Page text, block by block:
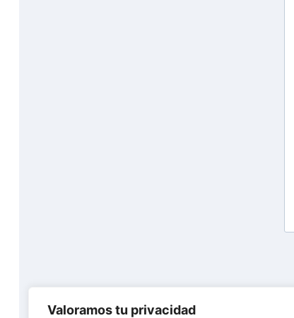
Valoramos tu privacidad